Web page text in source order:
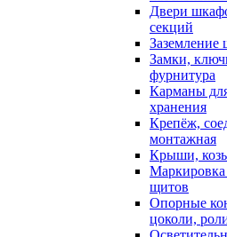
Двери
секций
Заземление
Замки,
фурнитура
Карманы
хранения
Крепёж,
монтажная
Крыши,
щитов
Опорные
цоколи,